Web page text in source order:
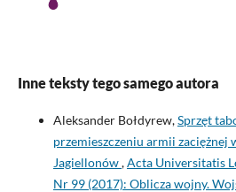
Inne teksty tego samego autora
Aleksander Bołdyrew,Sprzęt
przemieszczeniu armii zaciężnej
Jagiellonów,Acta Universitatis
Nr 99 (2017): Oblicza wojny.